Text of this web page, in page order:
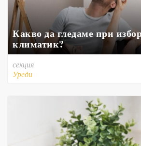
Какво да гледаме при
климатик?
секция
Уреди